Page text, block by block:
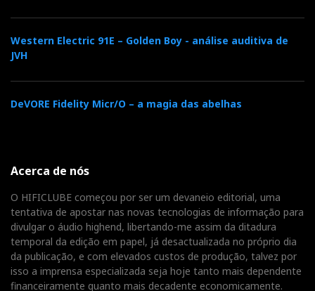
Western Electric 91E – Golden Boy - análise auditiva de
JVH
DeVORE Fidelity Micr/O – a magia das abelhas
Acerca de nós
O HIFICLUBE começou por ser um devaneio editorial, uma
tentativa de apostar nas novas tecnologias de informação para
divulgar o áudio highend, libertando-me assim da ditadura
temporal da edição em papel, já desactualizada no próprio dia
da publicação, e com elevados custos de produção, talvez por
isso a imprensa especializada seja hoje tanto mais dependente
financeiramente quanto mais decadente economicamente.